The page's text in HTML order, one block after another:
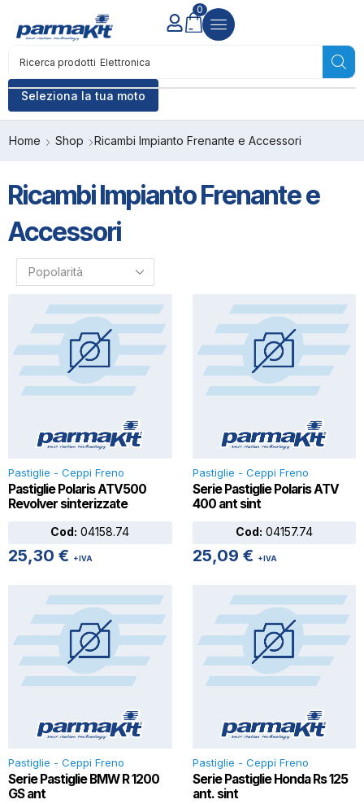
Seleziona la tua moto
Ricerca prodotti Elettronica
0
Home Shop Ricambi Impianto Frenante e Accessori
Ricambi Impianto Frenante e
Accessori
Pastiglie - Ceppi Freno
Pastiglie Polaris ATV500
Revolver sinterizzate
Cod: 04158.74
25,30 € +IVA
Pastiglie - Ceppi Freno
Serie Pastiglie Polaris ATV
400 ant sint
Cod: 04157.74
25,09 € +IVA
Pastiglie - Ceppi Freno
Serie Pastiglie BMW R 1200
GS ant
Pastiglie - Ceppi Freno
Serie Pastiglie Honda Rs 125
ant. sint